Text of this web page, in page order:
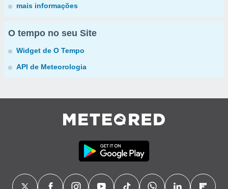
mais informações
O tempo no seu Site
Widget de O Tempo
API de Meteorologia